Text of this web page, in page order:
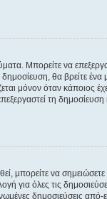
Μπορείτε να
θα βρείτε
μόνον όταν κάποιος
τη
μπορείτε να σημειώσετε
για όλες τις
δημοσιεύσεις από-